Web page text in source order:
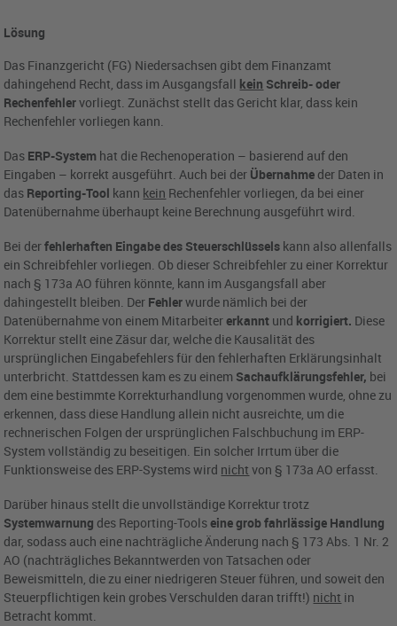
Lösung
Das Finanzgericht (FG) Niedersachsen gibt dem Finanzamt
dahingehend Recht, dass im Ausgangsfall kein Schreib- oder
Rechenfehlervorliegt. Zunächst stellt das Gericht klar, dass kein
Rechenfehler vorliegen kann.
Das ERP-System hat die Rechenoperation – basierend auf den
Eingaben – korrekt ausgeführt. Auch bei der Übernahme der Daten in
das Reporting-Tool kann kein Rechenfehler vorliegen, da bei einer
Datenübernahme überhaupt keine Berechnung ausgeführt wird.
Bei derfehlerhaften Eingabe des Steuerschlüssels kann also allenfalls
ein Schreibfehler vorliegen. Ob dieser Schreibfehler zu einer Korrektur
nach § 173a AO führen könnte, kann im Ausgangsfall aber
dahingestellt bleiben. Der Fehlerwurde nämlich bei der
Datenübernahme von einem Mitarbeitererkannt und korrigiert. Diese
Korrektur stellt eine Zäsur dar, welche die Kausalität des
ursprünglichen Eingabefehlers für den fehlerhaften Erklärungsinhalt
unterbricht. Stattdessen kam es zu einem Sachaufklärungsfehler, bei
dem eine bestimmte Korrekturhandlung vorgenommen wurde, ohne zu
erkennen, dass diese Handlung allein nicht ausreichte, um die
rechnerischen Folgen der ursprünglichen Falschbuchung im ERP-
System vollständig zu beseitigen. Ein solcher Irrtum über die
Funktionsweise des ERP-Systems wird nicht von § 173a AO erfasst.
Darüber hinaus stellt die unvollständige Korrektur trotz
Systemwarnung des Reporting-Toolseine grob fahrlässige Handlung
dar, sodass auch eine nachträgliche Änderung nach § 173 Abs. 1 Nr. 2
AO (nachträgliches Bekanntwerden von Tatsachen oder
Beweismitteln, die zu einer niedrigeren Steuer führen, und soweit den
Steuerpflichtigen kein grobes Verschulden daran trifft!) nicht in
Betracht kommt.